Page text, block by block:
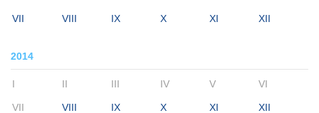
VII VIII IX X XI XII
2014
I II III IV V VI
VII VIII IX X XI XII